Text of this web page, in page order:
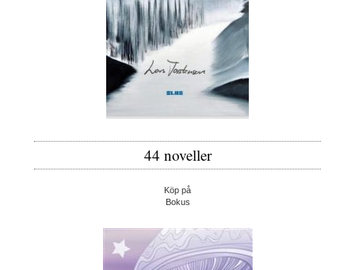
44 noveller
Köp på
Bokus